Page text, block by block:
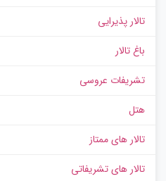
تالار پذیرایی
باغ تالار
تشریفات عروسی
هتل
تالار های ممتاز
تالار های تشریفاتی